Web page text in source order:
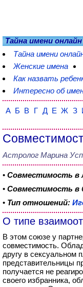
Тайна имени онлайн
Тайна имени
Женские имена
Как назвать
Интересно об
А Б В Г Д Е Ж З
Астролог Марина
• Совместимость в
• Совместимость в
• Тип отношений:
О типе
В этом союзе у
совместимость.
другу в сексуальном
представительницы
получается не
своего избранника,